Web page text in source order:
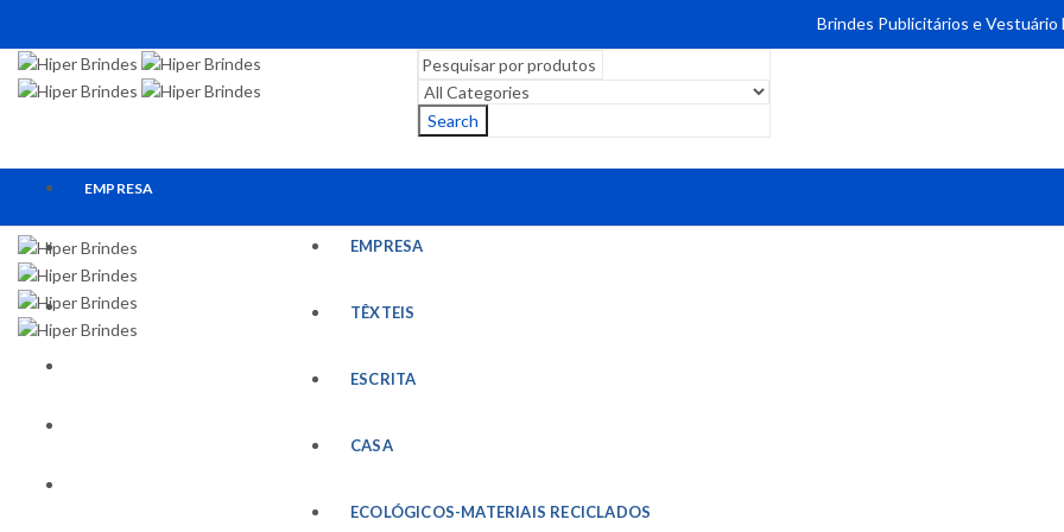
Brindes Publicitários e Vestuário
Search
EMPRESA
TÊXTEIS
ESCRITA
EMPRESA
TÊXTEIS
ESCRITA
CASA
ECOLÓGICOS-MATERIAIS RECICLADOS